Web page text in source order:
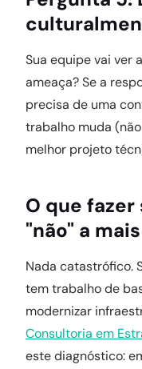
Sua equipe vai ver
ameaça? Se a
precisa de uma
trabalho muda
melhor projeto
O que
"não" a
Nada catastrófico.
tem trabalho de
modernizar
Consultoria em
este diagnóstico: